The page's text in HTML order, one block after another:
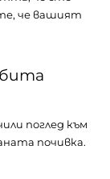
че вашият
поглед към
почивка.